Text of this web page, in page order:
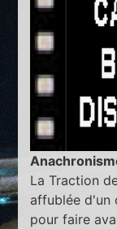
La Traction
affublée d'un
pour faire